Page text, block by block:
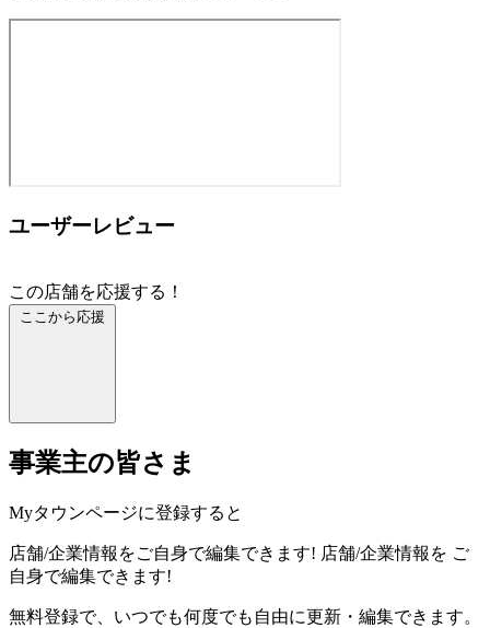
ユーザーレビュー
この店舗を応援する！
ここから応援
事業主の皆さま
Myタウンページに登録すると
店舗/企業情報をご自身で編集できます! 店舗/企業情報を ご
自身で編集できます!
無料登録で、いつでも何度でも自由に更新・編集できます。